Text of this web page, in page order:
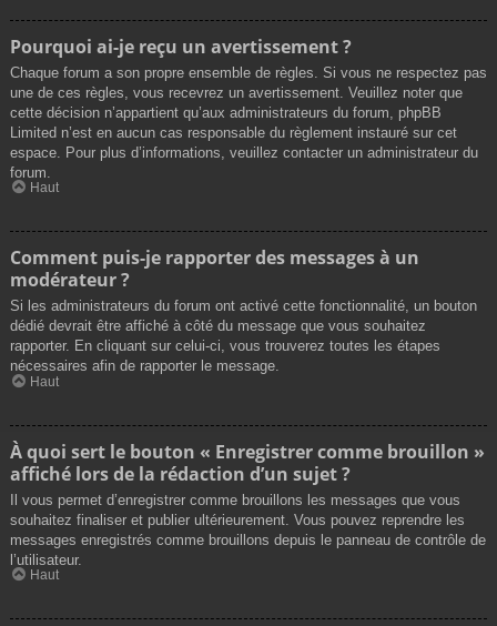
Pourquoi ai-je reçu un avertissement ?
Chaque forum a son propre ensemble de règles. Si vous ne respectez pas
une de ces règles, vous recevrez un avertissement. Veuillez noter que
cette décision n’appartient qu’aux administrateurs du forum, phpBB
Limited n’est en aucun cas responsable du règlement instauré sur cet
espace. Pour plus d’informations, veuillez contacter un administrateur du
forum.
Haut
Comment puis-je rapporter des messages à un
modérateur ?
Si les administrateurs du forum ont activé cette fonctionnalité, un bouton
dédié devrait être affiché à côté du message que vous souhaitez
rapporter. En cliquant sur celui-ci, vous trouverez toutes les étapes
nécessaires afin de rapporter le message.
Haut
À quoi sert le bouton « Enregistrer comme brouillon »
affiché lors de la rédaction d’un sujet ?
Il vous permet d’enregistrer comme brouillons les messages que vous
souhaitez finaliser et publier ultérieurement. Vous pouvez reprendre les
messages enregistrés comme brouillons depuis le panneau de contrôle de
l’utilisateur.
Haut